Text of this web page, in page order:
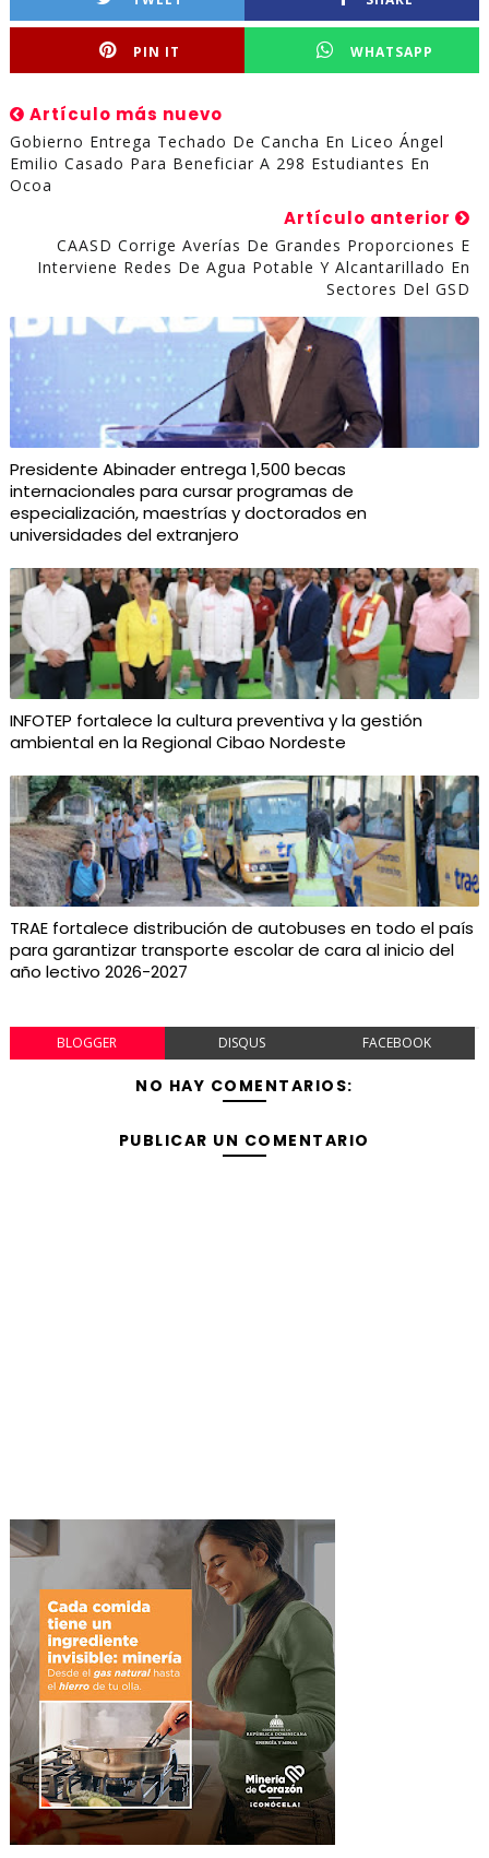
PIN IT WHATSAPP
Artículo más nuevo
Gobierno Entrega Techado De Cancha En Liceo Ángel
Emilio Casado Para Beneficiar A 298 Estudiantes En
Ocoa
Artículo anterior
CAASD Corrige Averías De Grandes Proporciones E
Interviene Redes De Agua Potable Y Alcantarillado En
Sectores Del GSD
Presidente Abinader entrega 1,500 becas
internacionales para cursar programas de
especialización, maestrías y doctorados en
universidades del extranjero
INFOTEP fortalece la cultura preventiva y la gestión
ambiental en la Regional Cibao Nordeste
TRAE fortalece distribución de autobuses en todo el país
para garantizar transporte escolar de cara al inicio del
año lectivo 2026-2027
BLOGGER DISQUS FACEBOOK
NO HAY COMENTARIOS:
PUBLICAR UN COMENTARIO